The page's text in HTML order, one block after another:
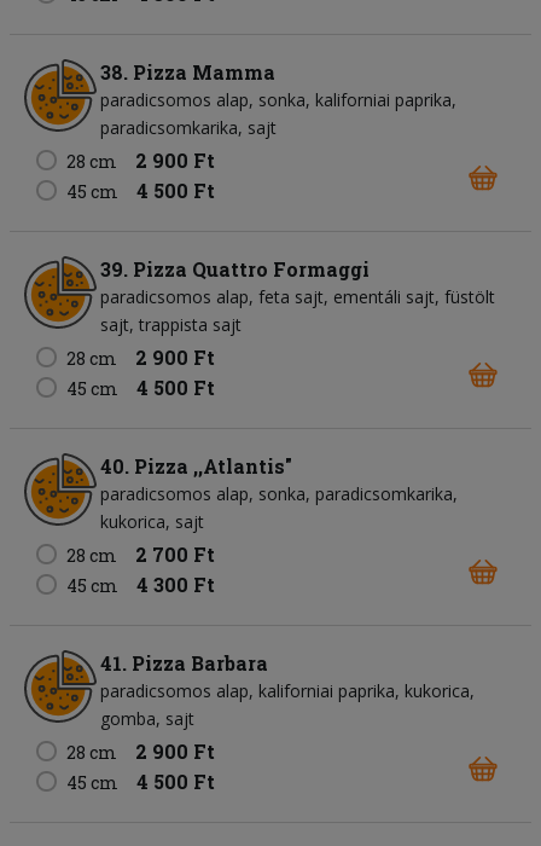
38. Pizza Mamma
paradicsomos alap sonka kaliforniai paprika
paradicsomkarika sajt
28 cm
2 900 Ft
45 cm 4 500 Ft
39. Pizza Quattro Formaggi
paradicsomos alap feta sajt ementáli sajt füstölt
sajt trappista sajt
28 cm
2 900 Ft
45 cm 4 500 Ft
40. Pizza ,,Atlantis"
paradicsomos alap sonka paradicsomkarika
kukorica sajt
28 cm
2 700 Ft
45 cm 4 300 Ft
41. Pizza Barbara
paradicsomos alap kaliforniai paprika kukorica
gomba sajt
28 cm
2 900 Ft
45 cm 4 500 Ft